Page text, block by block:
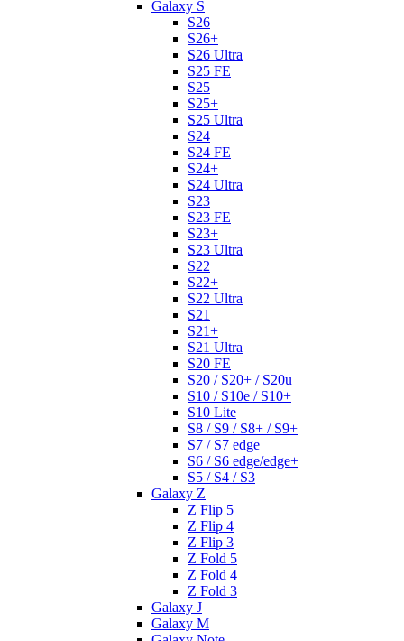
Galaxy S
S26
S26+
S26 Ultra
S25 FE
S25
S25+
S25 Ultra
S24
S24 FE
S24+
S24 Ultra
S23
S23 FE
S23+
S23 Ultra
S22
S22+
S22 Ultra
S21
S21+
S21 Ultra
S20 FE
S20 / S20+ / S20u
S10 / S10e / S10+
S10 Lite
S8 / S9 / S8+ / S9+
S7 / S7 edge
S6 / S6 edge/edge+
S5 / S4 / S3
Galaxy Z
Z Flip 5
Z Flip 4
Z Flip 3
Z Fold 5
Z Fold 4
Z Fold 3
Galaxy J
Galaxy M